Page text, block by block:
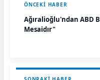
ÖNCEKI HABER
Ağıralioğlu'ndan ABD
Mesajdır"